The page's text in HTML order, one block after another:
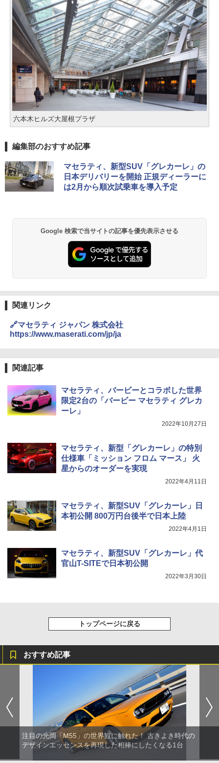
六本木ヒルズ大屋根プラザ
編集部のおすすめ記事
マセラティ、新型SUV「グレカーレ」の
日本デリバリーを開始 正規ディーラーに
は2月から順次試乗車を導入予定
Google 検索で当サイトの記事を優先表示させる
関連リンク
🔗マセラティ ジャパン 株式会社
https://www.maserati.com/jp/ja
関連記事
マセラティ、バービーとコラボした世界
限定2台の「バービー マセラティ グレカ
ーレ」
2022年10月27日
マセラティ、新型「グレカーレ」の特別
仕様車「ミッション フロム マース」 火
星からのオーダーを実現
2022年4月11日
マセラティ、新型SUV「グレカーレ」日
本初公開 800万円台後半で日本上陸
2022年4月1日
マセラティ、新型SUV「グレカーレ」代
官山T-SITEで日本初公開
2022年3月30日
トップページに戻る
おすすめ記事
注目の光岡「M55」の世界観に触れた！ 古きよき時代の
デザインエッセンスを再現した相棒にしたくなる1台